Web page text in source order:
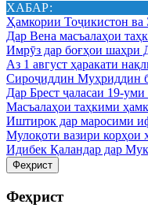
ХАБАР:
Ҳамкории Тоҷикистон ва
Дар Вена масъалаҳои
Имрӯз дар боғҳои шаҳри
Аз 1 август ҳаракати
Сироҷиддин Муҳриддин
Дар Брест ҷаласаи 19-
Масъалаҳои таҳкими
Иштирок дар маросими
Мулоқоти вазири корҳои
Идибек Қаландар дар
Феҳрист
Феҳрист